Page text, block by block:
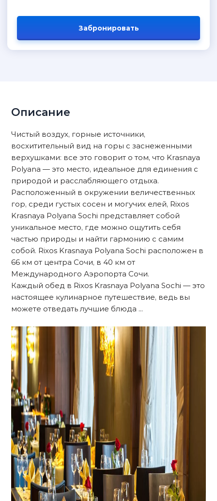
Забронировать
Описание
Чистый воздух, горные источники,
восхитительный вид на горы с заснеженными
верхушками: все это говорит о том, что Krasnaya
Polyana — это место, идеальное для единения с
природой и расслабляющего отдыха.
Расположенный в окружении величественных
гор, среди густых сосен и могучих елей, Rixos
Krasnaya Polyana Sochi представляет собой
уникальное место, где можно ощутить себя
частью природы и найти гармонию с самим
собой. Rixos Krasnaya Polyana Sochi расположен в
66 км от центра Сочи, в 40 км от
Международного Аэропорта Сочи.
Каждый обед в Rixos Krasnaya Polyana Sochi — это
настоящее кулинарное путешествие, ведь вы
можете отведать лучшие блюда ...